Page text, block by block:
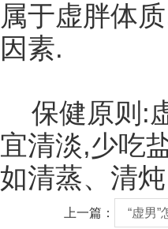
属于虚胖体
因素.
保健原则:
宜清淡,少吃
如清蒸、清
上一篇： “虚男”